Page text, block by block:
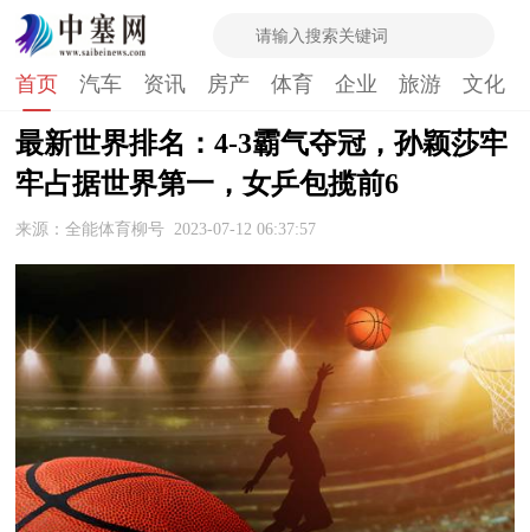
首页 汽车 资讯 房产 体育 企业 旅游 文化
最新世界排名：4-3霸气夺冠，孙颖莎牢
牢占据世界第一，女乒包揽前6
来源：全能体育柳号 2023-07-12 06:37:57